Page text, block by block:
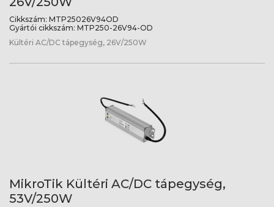
Cikkszám: MTP25026V94OD
Gyártói cikkszám: MTP250-26V94-OD
Kültéri AC/DC tápegység, 26V/250W
MikroTik Kültéri AC/DC tápegység,
53V/250W